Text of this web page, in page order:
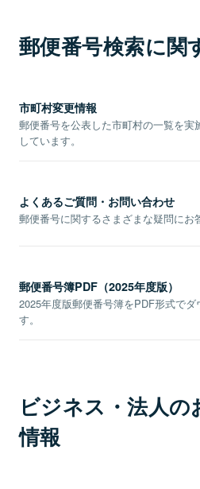
郵便番号検索に関
市町村変更情報
郵便番号を公表した市町村の一覧を実
しています。
よくあるご質問・お問い合わせ
郵便番号に関するさまざまな疑問にお
郵便番号簿PDF（2025年度版）
2025年度版郵便番号簿をPDF形式でダ
す。
ビジネス・法人の
情報